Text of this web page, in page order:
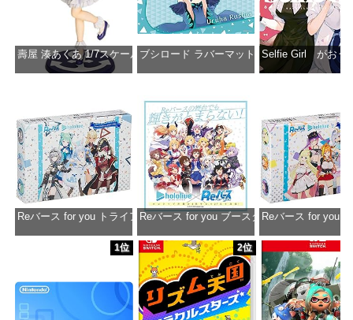
壽屋 湊あくあ 1/7スケール PVC製 塗装済み完成品フィギュア PP942
ブシロード ラバーマットコレクション
Selfie Girl がおう
Reバース for you トライアルデッキ ホロライブプロダクション ver.ホロ
価格：¥1,650
Reバース for you ブースターパック ホロライ
価格：¥2,980
Reバース for you
価格：
1位 2位